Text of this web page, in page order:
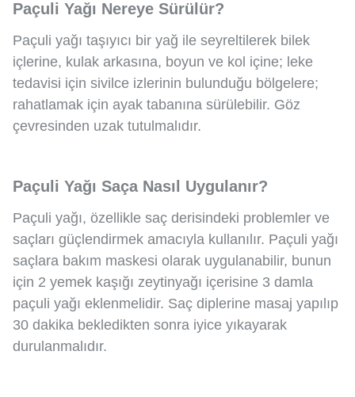
Paçuli Yağı Nereye Sürülür?
Paçuli yağı taşıyıcı bir yağ ile seyreltilerek bilek
içlerine, kulak arkasına, boyun ve kol içine; leke
tedavisi için sivilce izlerinin bulunduğu bölgelere;
rahatlamak için ayak tabanına sürülebilir. Göz
çevresinden uzak tutulmalıdır.
Paçuli Yağı Saça Nasıl Uygulanır?
Paçuli yağı, özellikle saç derisindeki problemler ve
saçları güçlendirmek amacıyla kullanılır. Paçuli yağı
saçlara bakım maskesi olarak uygulanabilir, bunun
için 2 yemek kaşığı zeytinyağı içerisine 3 damla
paçuli yağı eklenmelidir. Saç diplerine masaj yapılıp
30 dakika bekledikten sonra iyice yıkayarak
durulanmalıdır.